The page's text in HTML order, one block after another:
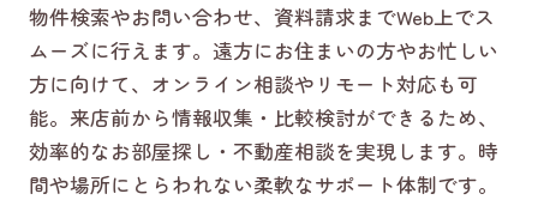
物件検索やお問い合わせ、資料請求までWeb上でス
ムーズに行えます。遠方にお住まいの方やお忙しい
方に向けて、オンライン相談やリモート対応も可
能。来店前から情報収集・比較検討ができるため、
効率的なお部屋探し・不動産相談を実現します。時
間や場所にとらわれない柔軟なサポート体制です。